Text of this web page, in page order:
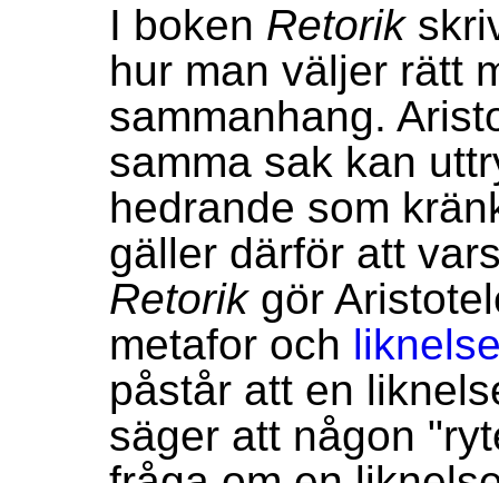
I boken Retorik
hur man väljer rätt
sammanhang.
samma sak kan
hedrande som
gäller därför att
Retorikgör
metafor och
påstår att en
säger att någon